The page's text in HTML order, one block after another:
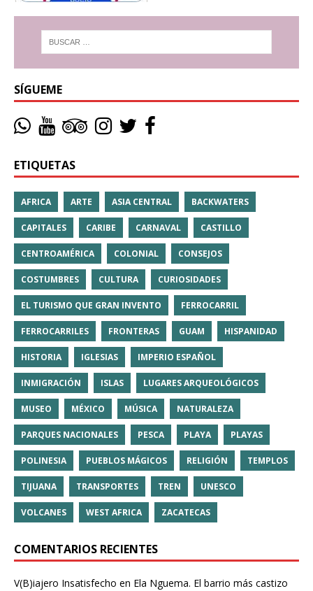
SÍGUEME
ETIQUETAS
AFRICA ARTE ASIA CENTRAL BACKWATERS
CAPITALES CARIBE CARNAVAL CASTILLO
CENTROAMÉRICA COLONIAL CONSEJOS
COSTUMBRES CULTURA CURIOSIDADES
EL TURISMO QUE GRAN INVENTO FERROCARRIL
FERROCARRILES FRONTERAS GUAM HISPANIDAD
HISTORIA IGLESIAS IMPERIO ESPAÑOL
INMIGRACIÓN ISLAS LUGARES ARQUEOLÓGICOS
MUSEO MÉXICO MÚSICA NATURALEZA
PARQUES NACIONALES PESCA PLAYA PLAYAS
POLINESIA PUEBLOS MÁGICOS RELIGIÓN TEMPLOS
TIJUANA TRANSPORTES TREN UNESCO
VOLCANES WEST AFRICA ZACATECAS
COMENTARIOS RECIENTES
V(B)iajero Insatisfecho en Ela Nguema. El barrio más castizo